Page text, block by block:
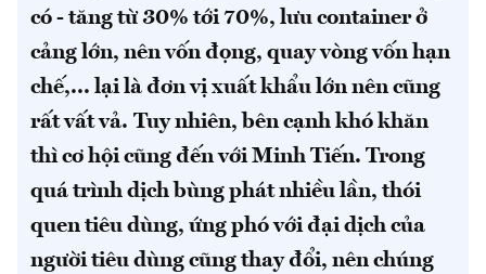
có - tăng từ 30% tới 70%, lưu container ở
cảng lớn, nên vốn đọng, quay vòng vốn hạn
chế,... lại là đơn vị xuất khẩu lớn nên cũng
rất vất vả. Tuy nhiên, bên cạnh khó khăn
thì cơ hội cũng đến với Minh Tiến. Trong
quá trình dịch bùng phát nhiều lần, thói
quen tiêu dùng, ứng phó với đại dịch của
người tiêu dùng cũng thay đổi, nên chúng